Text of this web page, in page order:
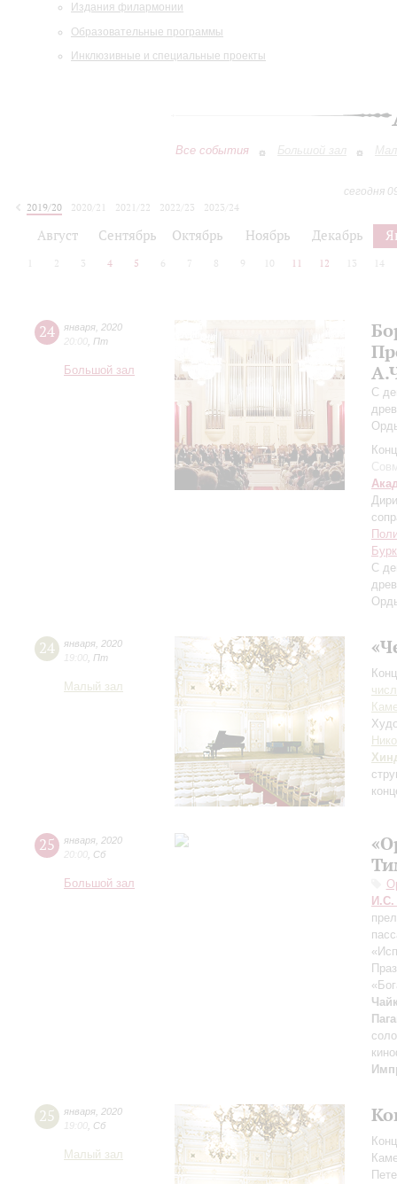
Издания филармонии
Образовательные программы
Инклюзивные и специальные проекты
Все события Большой зал
сегодня
2019/20
2020/21 2021/22 2022/23
2023/24
Август Сентябрь Октябрь Ноябрь Декабрь
2 3 4 5 6 7 8 9 10 11 12 13 14
24 января 2020
20:00 Пт
Большой зал
С
С
24 января 2020
19:00 Пт
Малый зал
25 января 2020
20:00 Сб
Большой зал
И.С.
25 января 2020
19:00 Сб
Малый зал